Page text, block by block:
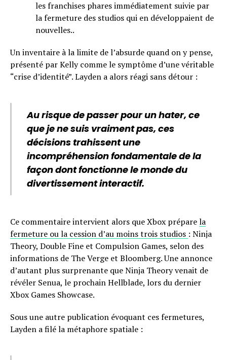
les franchises phares immédiatement suivie par
la fermeture des studios qui en développaient de
nouvelles..
Un inventaire à la limite de l’absurde quand on y pense,
présenté par Kelly comme le symptôme d’une véritable
“crise d’identité”. Layden a alors réagi sans détour :
Au risque de passer pour un hater, ce
que je ne suis vraiment pas, ces
décisions trahissent une
incompréhension fondamentale de la
façon dont fonctionne le monde du
divertissement interactif.
Ce commentaire intervient alors que Xbox préparela
fermeture ou la cession d’au moins trois studios : Ninja
Theory, Double Fine et Compulsion Games, selon des
informations de The Verge et Bloomberg. Une annonce
d’autant plus surprenante que Ninja Theory venait de
révéler Senua, le prochain Hellblade, lors du dernier
Xbox Games Showcase.
Sous une autre publication évoquant ces fermetures,
Layden a filé la métaphore spatiale :